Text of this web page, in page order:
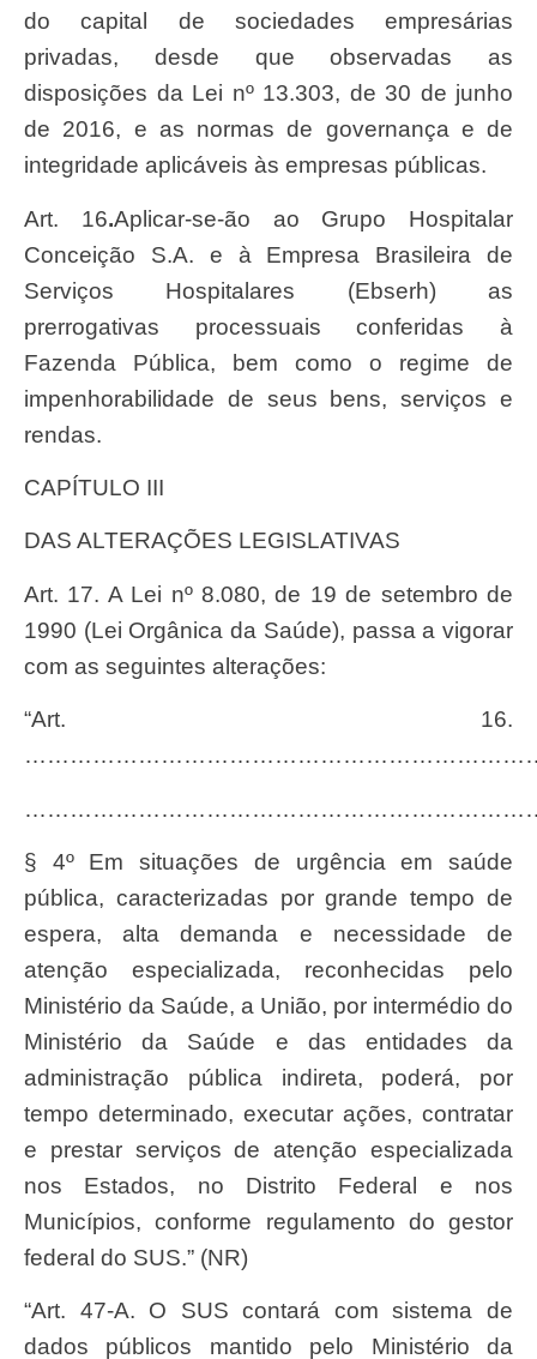
do capital de sociedades empresárias
privadas, desde que observadas as
disposições da Lei nº 13.303, de 30 de junho
de 2016, e as normas de governança e de
integridade aplicáveis às empresas públicas.
Art. 16.Aplicar-se-ão ao Grupo Hospitalar
Conceição S.A. e à Empresa Brasileira de
Serviços Hospitalares (Ebserh) as
prerrogativas processuais conferidas à
Fazenda Pública, bem como o regime de
impenhorabilidade de seus bens, serviços e
rendas.
CAPÍTULO III
DAS ALTERAÇÕES LEGISLATIVAS
Art. 17. A Lei nº 8.080, de 19 de setembro de
1990 (Lei Orgânica da Saúde), passa a vigorar
com as seguintes alterações:
“Art. 16.
§ 4º Em situações de urgência em saúde
pública, caracterizadas por grande tempo de
espera, alta demanda e necessidade de
atenção especializada, reconhecidas pelo
Ministério da Saúde, a União, por intermédio do
Ministério da Saúde e das entidades da
administração pública indireta, poderá, por
tempo determinado, executar ações, contratar
e prestar serviços de atenção especializada
nos Estados, no Distrito Federal e nos
Municípios, conforme regulamento do gestor
federal do SUS.” (NR)
“Art. 47-A. O SUS contará com sistema de
dados públicos mantido pelo Ministério da